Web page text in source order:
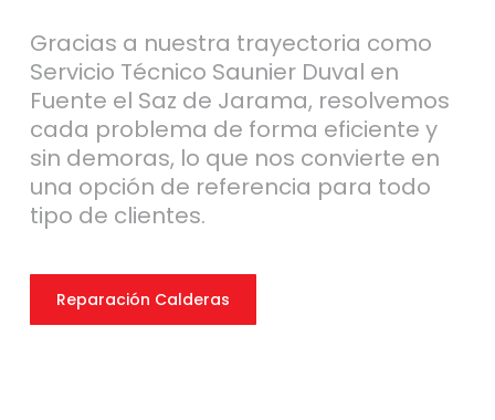
Gracias a nuestra trayectoria como
Servicio Técnico Saunier Duval en
Fuente el Saz de Jarama, resolvemos
cada problema de forma eficiente y
sin demoras, lo que nos convierte en
una opción de referencia para todo
tipo de clientes.
Reparación Calderas